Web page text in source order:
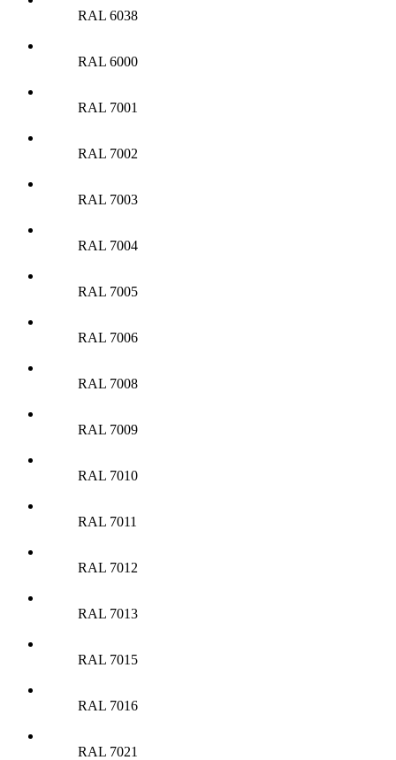
RAL 6038
RAL 6000
RAL 7001
RAL 7002
RAL 7003
RAL 7004
RAL 7005
RAL 7006
RAL 7008
RAL 7009
RAL 7010
RAL 7011
RAL 7012
RAL 7013
RAL 7015
RAL 7016
RAL 7021